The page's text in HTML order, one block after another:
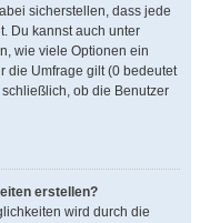
sicherstellen, dass jede
Du kannst auch unter
wie viele Optionen ein
die Umfrage gilt (0 bedeutet
ob die Benutzer
erstellen?
wird durch die